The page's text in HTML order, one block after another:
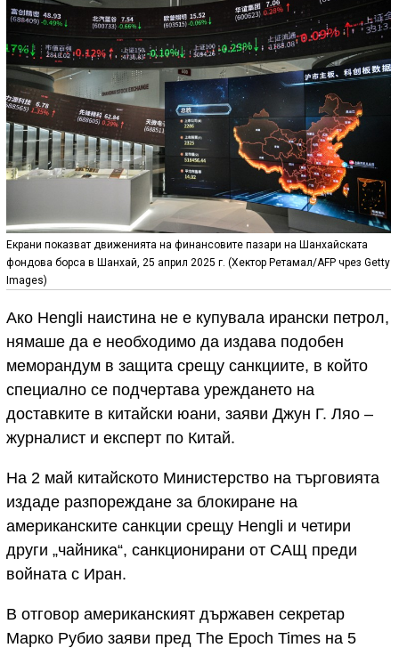
Екрани показват движенията на финансовите пазари на Шанхайската
фондова борса в Шанхай, 25 април 2025 г. (Хектор Ретамал/AFP чрез Getty
Images)
Ако Hengli наистина не е купувала ирански петрол,
нямаше да е необходимо да издава подобен
меморандум в защита срещу санкциите, в който
специално се подчертава уреждането на
доставките в китайски юани, заяви Джун Г. Ляо –
журналист и експерт по Китай.
На 2 май китайското Министерство на търговията
издаде разпореждане за блокиране на
американските санкции срещу Hengli и четири
други „чайника“, санкционирани от САЩ преди
войната с Иран.
В отговор американският държавен секретар
Марко Рубио заяви пред The Epoch Times на 5